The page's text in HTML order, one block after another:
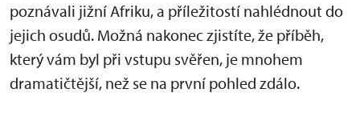
poznávali jižní Afriku, a příležitostí nahlédnout do
jejich osudů. Možná nakonec zjistíte, že příběh,
který vám byl při vstupu svěřen, je mnohem
dramatičtější, než se na první pohled zdálo.